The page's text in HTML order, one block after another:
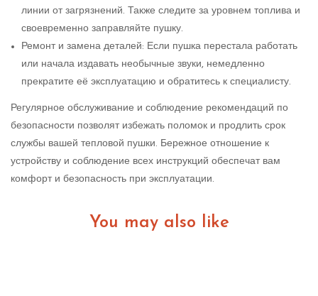
линии от загрязнений. Также следите за уровнем топлива и
своевременно заправляйте пушку.
Ремонт и замена деталей: Если пушка перестала работать
или начала издавать необычные звуки, немедленно
прекратите её эксплуатацию и обратитесь к специалисту.
Регулярное обслуживание и соблюдение рекомендаций по
безопасности позволят избежать поломок и продлить срок
службы вашей тепловой пушки. Бережное отношение к
устройству и соблюдение всех инструкций обеспечат вам
комфорт и безопасность при эксплуатации.
You may also like